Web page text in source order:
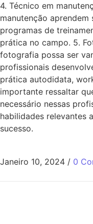
4. Técnico em
manutenção
programas de
prática no campo. 5.
fotografia possa ser
profissionais
prática autodidata,
importante ressaltar
necessário nessas
habilidades relevantes
sucesso.
Janeiro 10, 2024 / 0